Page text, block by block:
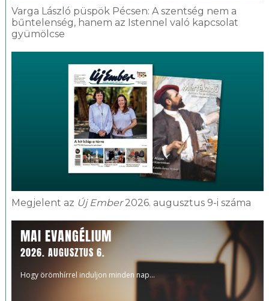
Varga László püspök Pécsen: A szentség nem a
bűntelenség, hanem az Istennel való kapcsolat
gyümölcse
Megjelent az Új Ember2026. augusztus 9-i száma
MAI EVANGÉLIUM
2026. AUGUSZTUS 6.
Hogy örömhírrel induljon minden nap...